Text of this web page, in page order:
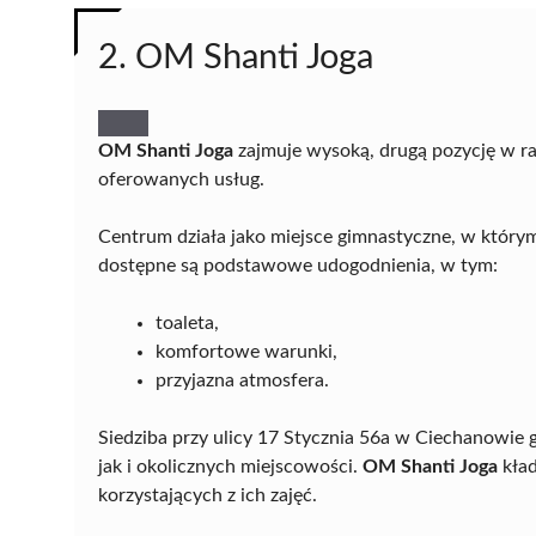
2. OM Shanti Joga
OM Shanti Joga zajmuje wysoką, drugą pozycję w
oferowanych usług.
Centrum działa jako miejsce gimnastyczne, w
dostępne są podstawowe udogodnienia, w tym:
toaleta,
komfortowe warunki,
przyjazna atmosfera.
Siedziba przy ulicy 17 Stycznia 56a w Ciechanowie
jak i okolicznych miejscowości. OM Shanti Joga
korzystających z ich zajęć.